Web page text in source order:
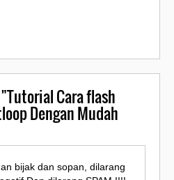
Cara flash
Dengan Mudah
bijak dan sopan, dilarang